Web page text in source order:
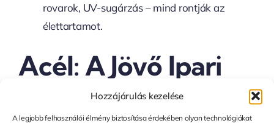
Hozzájárulás kezelése
A legjobb felhasználói élmény biztosítása érdekében olyan technológiákat
rovarok, UV-sugárzás – mind rontják az
élettartamot.
Acél: A Jövő Ipari
Szerkezete